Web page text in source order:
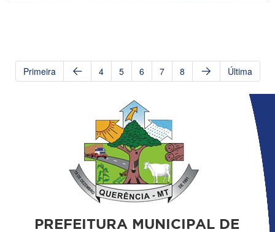
Primeira 4 5 6 7 8 Última
PREFEITURA MUNICIPAL DE